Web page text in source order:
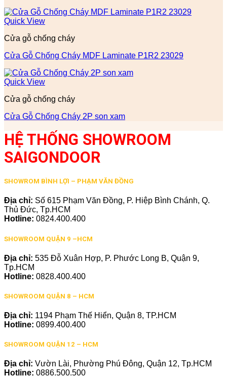
Quick View
Cửa gỗ chống cháy
Cửa Gỗ Chống Cháy MDF Laminate P1R2 23029
Quick View
Cửa gỗ chống cháy
Cửa Gỗ Chống Cháy 2P son xam
HỆ THỐNG SHOWROOM
SAIGONDOOR
SHOWROM BÌNH LỢI – PHẠM VĂN ĐỒNG
Địa chỉ: Số 615 Phạm Văn Đồng, P. Hiệp Bình Chánh, Q.
Thủ Đức, Tp.HCM
Hotline: 0824.400.400
SHOWROOM QUẬN 9 –HCM
Địa chỉ: 535 Đỗ Xuân Hợp, P. Phước Long B, Quận 9,
Tp.HCM
Hotline: 0828.400.400
SHOWROOM QUẬN 8 – HCM
Địa chỉ: 1194 Phạm Thế Hiển, Quận 8, TP.HCM
Hotline: 0899.400.400
SHOWROOM QUẬN 12 – HCM
Địa chỉ: Vườn Lài, Phường Phú Đông, Quận 12, Tp.HCM
Hotline: 0886.500.500